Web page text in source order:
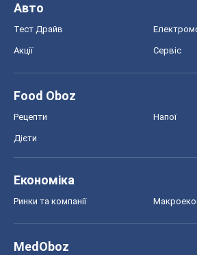
Авто
Тест Драйв
Акції Сервіс
Food Oboz
Рецепти Напої
Дієти
Економіка
Ринки та компанії
MedOboz